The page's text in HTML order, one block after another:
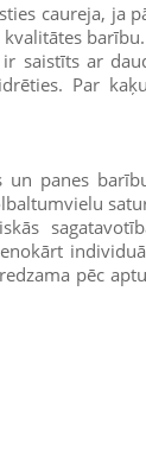
caureja, ja
ir saistīts ar
Par
un panes
pēc